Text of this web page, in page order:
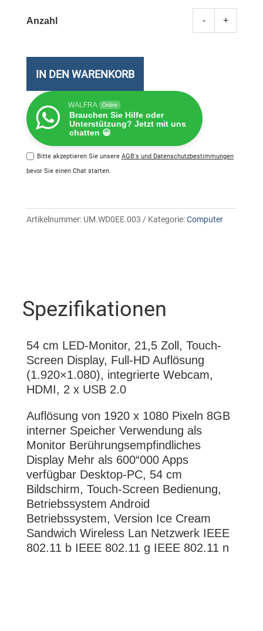
- +
IN DEN WARENKORB
WALFRA Online
Brauchen Sie Hilfe oder
Unterstützung? Jetzt mit uns
chatten 😀
Bitte akzeptieren Sie unsere AGB's und Datenschutzbestimmungen
bevor Sie einen Chat starten.
Artikelnummer: UM.WD0EE.003 Kategorie:Computer
Spezifikationen
54 cm LED-Monitor, 21,5 Zoll, Touch-
Screen Display, Full-HD Auflösung
(1.920×1.080), integrierte Webcam,
HDMI, 2 x USB 2.0
Auflösung von 1920 x 1080 Pixeln 8GB
interner Speicher Verwendung als
Monitor Berührungsempfindliches
Display Mehr als 600“000 Apps
verfügbar Desktop-PC, 54 cm
Bildschirm, Touch-Screen Bedienung,
Betriebssystem Android
Betriebssystem, Version Ice Cream
Sandwich Wireless Lan Netzwerk IEEE
802.11 b IEEE 802.11 g IEEE 802.11 n